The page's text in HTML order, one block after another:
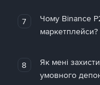
7
Чому Binance
маркетплейси?
8
Як мені
умовного